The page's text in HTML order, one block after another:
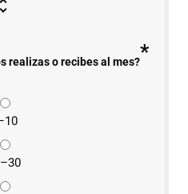
realizas o recibes al mes?*